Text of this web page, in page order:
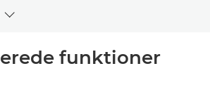
Toggle breadcrumbs
funktioner